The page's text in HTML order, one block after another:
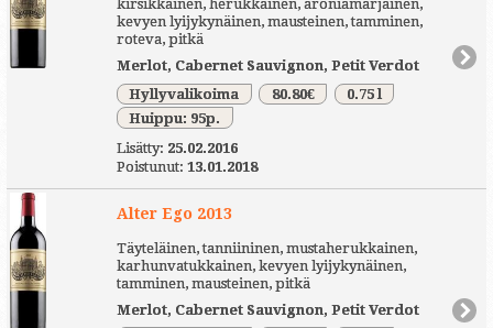
kirsikkainen, herukkainen, aroniamarjainen,
kevyen lyijykynäinen, mausteinen, tamminen,
roteva, pitkä
Merlot, Cabernet Sauvignon, Petit Verdot
Hyllyvalikoima
80.80€
0.75 l
Huippu: 95p.
Lisätty: 25.02.2016
Poistunut: 13.01.2018
Alter Ego 2013
Täyteläinen, tanniininen, mustaherukkainen,
karhunvatukkainen, kevyen lyijykynäinen,
tamminen, mausteinen, pitkä
Merlot, Cabernet Sauvignon, Petit Verdot